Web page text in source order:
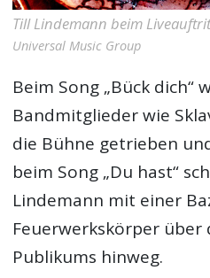
Till Lindemann beim
Universal Music Group
Beim Song „Bück dich“
Bandmitglieder wie
die Bühne getrieben
beim Song „Du hast“
Lindemann mit einer
Feuerwerkskörper über
Publikums hinweg.